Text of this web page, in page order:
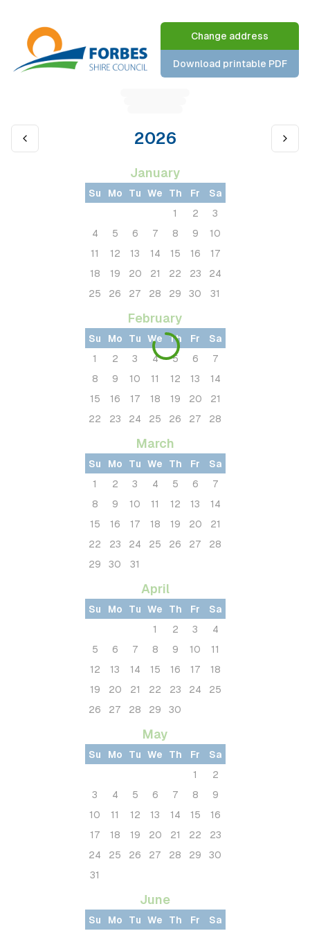
Change address
Download printable PDF
2026
January
Su Mo Tu We Th Fr
Sa
1
2
3
4
5 6 7 8 9
10
11
12 13 14 15 16
17
18
19 20 21 22 23
24
25
26 27 28 29 30 31
February
Su Mo Tu We Th Fr
Sa
1
2 3 4 5 6
7
8
9 10 11 12 13
14
15
16 17 18 19 20
21
22
23 24 25 26 27 28
March
Su Mo Tu We Th Fr
Sa
1
2 3 4 5 6
7
8
9 10 11 12 13
14
15
16 17 18 19 20
21
22
23 24 25 26 27
28
29
30 31
April
Su Mo Tu We Th Fr
Sa
1
2 3
4
5
6 7 8 9 10
11
12
13 14 15 16 17
18
19
20 21 22 23 24
25
26
27 28 29 30
May
Su Mo Tu We Th Fr
Sa
1
2
3
4 5 6 7 8
9
10
11 12 13 14 15
16
17
18 19 20 21 22
23
24
25 26 27 28 29
30
31
June
Su Mo Tu We Th Fr
Sa